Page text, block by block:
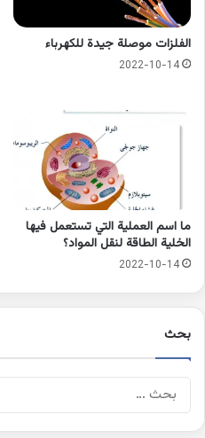
الفلزات موصلة جيدة للكهرباء
2022-10-14
ما اسم العملية التي تستعمل فيها
الخلية الطاقة لنقل المواد؟
2022-10-14
بحث